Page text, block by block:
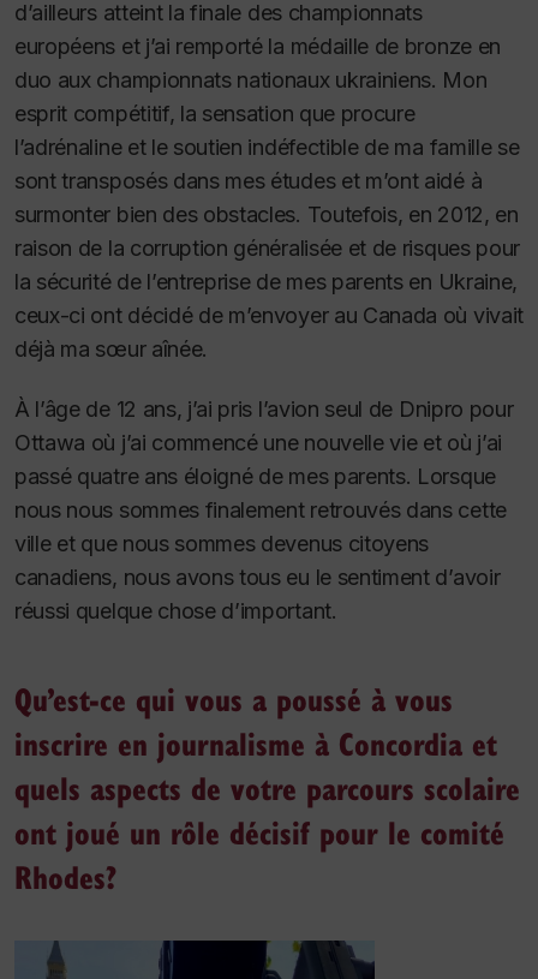
d’ailleurs atteint la finale des championnats
européens et j’ai remporté la médaille de bronze en
duo aux championnats nationaux ukrainiens. Mon
esprit compétitif, la sensation que procure
l’adrénaline et le soutien indéfectible de ma famille se
sont transposés dans mes études et m’ont aidé à
surmonter bien des obstacles. Toutefois, en 2012, en
raison de la corruption généralisée et de risques pour
la sécurité de l’entreprise de mes parents en Ukraine,
ceux-ci ont décidé de m’envoyer au Canada où vivait
déjà ma sœur aînée.
À l’âge de 12 ans, j’ai pris l’avion seul de Dnipro pour
Ottawa où j’ai commencé une nouvelle vie et où j’ai
passé quatre ans éloigné de mes parents. Lorsque
nous nous sommes finalement retrouvés dans cette
ville et que nous sommes devenus citoyens
canadiens, nous avons tous eu le sentiment d’avoir
réussi quelque chose d’important.
Qu’est-ce qui vous a poussé à vous
inscrire en journalisme à Concordia et
quels aspects de votre parcours scolaire
ont joué un rôle décisif pour le comité
Rhodes?